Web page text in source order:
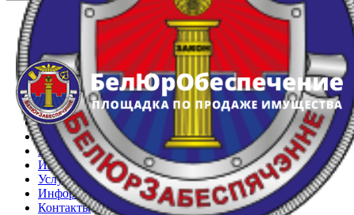
Главная
Арестованное имущество
Реестр несостоявшихся торгов
Реестр переоценок
Частное имущество
Государственное имущество
Интернет-магазин
Интернет-витрина
Услуги
Информация
Контакты